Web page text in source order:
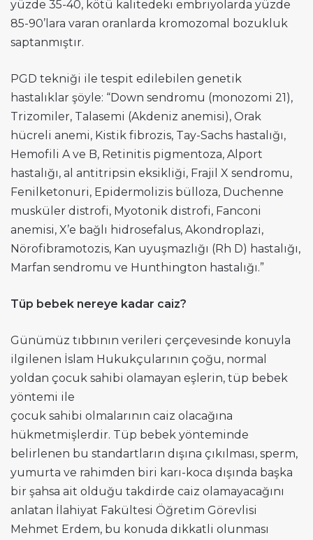
yüzde 35-40, kötü kalitedeki embriyolarda yüzde
85-90’lara varan oranlarda kromozomal bozukluk
saptanmıştır.
PGD tekniği ile tespit edilebilen genetik
hastalıklar şöyle: “Down sendromu (monozomi 21),
Trizomiler, Talasemi (Akdeniz anemisi), Orak
hücreli anemi, Kistik fibrozis, Tay-Sachs hastalığı,
Hemofili A ve B, Retinitis pigmentoza, Alport
hastalığı, al antitripsin eksikliği, Frajil X sendromu,
Fenilketonuri, Epidermolizis bülloza, Duchenne
musküler distrofi, Myotonik distrofi, Fanconi
anemisi, X’e bağlı hidrosefalus, Akondroplazi,
Nörofibramotozis, Kan uyuşmazlığı (Rh D) hastalığı,
Marfan sendromu ve Hunthington hastalığı.”
Tüp bebek nereye kadar caiz?
Günümüz tıbbının verileri çerçevesinde konuyla
ilgilenen İslam Hukukçularının çoğu, normal
yoldan çocuk sahibi olamayan eşlerin, tüp bebek
yöntemi ile
çocuk sahibi olmalarının caiz olacağına
hükmetmişlerdir. Tüp bebek yönteminde
belirlenen bu standartların dışına çıkılması, sperm,
yumurta ve rahimden biri karı-koca dışında başka
bir şahsa ait olduğu takdirde caiz olamayacağını
anlatan İlahiyat Fakültesi Öğretim Görevlisi
Mehmet Erdem, bu konuda dikkatli olunması